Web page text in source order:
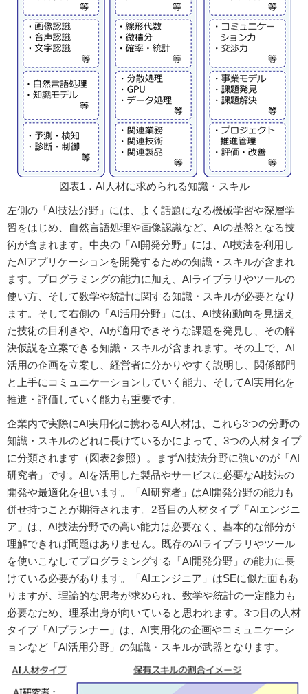
図表1．AI人材に求められる知識・スキル
左側の「AI技法分野」には、よく話題になる機械学習や深層学
習をはじめ、自然言語処理や画像認識など、AIの基盤となる技
術が含まれます。中央の「AI開発分野」には、AI技法を利用し
たAIアプリケーションを開発するための知識・スキルが含まれ
ます。プログラミングの能力に加え、AIライブラリやツールの
使い方、そして数学や統計に関する知識・スキルが必要となり
ます。そして右側の「AI活用分野」には、AI技術動向を見据え
た技術の目利きや、AIが適用できそうな課題を発見し、その解
決仮説を立案できる知識・スキルが含まれます。その上で、AI
活用の企画を立案し、経営者に分かりやすく説明し、関係部門
と上手にコミュニケーションしていく能力、そしてAI実用化を
推進・評価していく能力も重要です。
企業内で実際にAI実用化に携わるAI人材は、これら3つの分野の
知識・スキルのどれに長けているかによって、3つの人材タイプ
に分類されます（図表2参照）。まずAI技法分野に強いのが「AI
研究者」です。AIを活用した製品やサービスに必要なAI技法の
開発や最適化を担います。「AI研究者」はAI開発分野の能力も
併せ持つことが期待されます。2番目の人材タイプ「AIエンジニ
ア」は、AI技法分野での高い能力は必要なく、基本的な部分が
理解できれば問題はありません。既存のAIライブラリやツール
を使いこなしてプログラミングする「AI開発分野」の能力に長
けている必要があります。「AIエンジニア」はSEに似た面もあ
りますが、理論的な思考が求められ、数学や統計の一定能力も
必要なため、理系出身が向いていると思われます。3つ目の人材
タイプ「AIプランナー」は、AI実用化の企画やコミュニケーシ
ョンなど「AI活用分野」の知識・スキルが武器となります。